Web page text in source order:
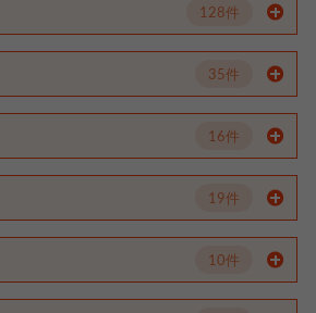
128件
35件
16件
19件
10件